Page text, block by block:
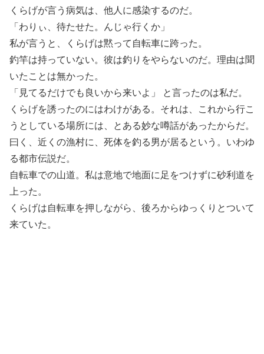
くらげが言う病気は、他人に感染するのだ。
「わりぃ、待たせた。んじゃ行くか」
私が言うと、くらげは黙って自転車に跨った。
釣竿は持っていない。彼は釣りをやらないのだ。理由は聞
いたことは無かった。
「見てるだけでも良いから来いよ」 と言ったのは私だ。
くらげを誘ったのにはわけがある。それは、これから行こ
うとしている場所には、とある妙な噂話があったからだ。
曰く、近くの漁村に、死体を釣る男が居るという。いわゆ
る都市伝説だ。
自転車での山道。私は意地で地面に足をつけずに砂利道を
上った。
くらげは自転車を押しながら、後ろからゆっくりとついて
来ていた。